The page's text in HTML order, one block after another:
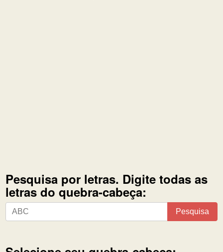
Pesquisa por letras. Digite todas as
letras do quebra-cabeça:
Pesquisa
por
Pesquisa